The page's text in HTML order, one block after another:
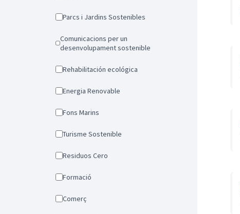
Parcs i Jardins Sostenibles
Comunicacions per un
desenvolupament sostenible
Rehabilitación ecológica
Energia Renovable
Fons Marins
Turisme Sostenible
Residuos Cero
Formació
Comerç